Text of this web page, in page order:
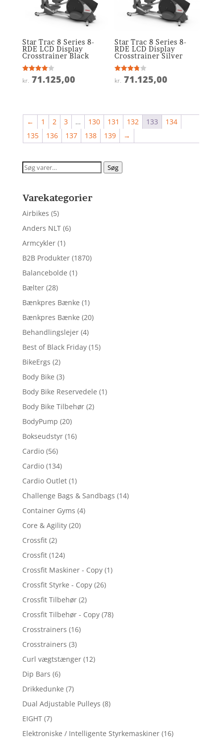
Star Trac 8 Series 8-
RDE LCD Display
Crosstrainer Black
Vurderet
4
kr. 71.125,00
Star Trac 8 Series 8-
RDE LCD Display
Crosstrainer Silver
Vurderet
3.8
kr. 71.125,00
← 1 2 3 … 130 131 132 133
134
135
136 137 138 139 →
Søg
Søg
Varekategorier
Airbikes (5)
Anders NLT (6)
Armcykler (1)
B2B Produkter (1870)
Balancebolde (1)
Bælter (28)
Bænkpres Bænke (1)
Bænkpres Bænke (20)
Behandlingslejer (4)
Best of Black Friday (15)
BikeErgs (2)
Body Bike (3)
Body Bike Reservedele (1)
Body Bike Tilbehør (2)
BodyPump (20)
Bokseudstyr (16)
Cardio (56)
Cardio (134)
Cardio Outlet (1)
Challenge Bags & Sandbags (14)
Container Gyms (4)
Core & Agility (20)
Crossfit (2)
Crossfit (124)
Crossfit Maskiner - Copy (1)
Crossfit Styrke - Copy (26)
Crossfit Tilbehør (2)
Crossfit Tilbehør - Copy (78)
Crosstrainers (16)
Crosstrainers (3)
Curl vægtstænger (12)
Dip Bars (6)
Drikkedunke (7)
Dual Adjustable Pulleys (8)
EIGHT (7)
Elektroniske / Intelligente Styrkemaskiner (16)